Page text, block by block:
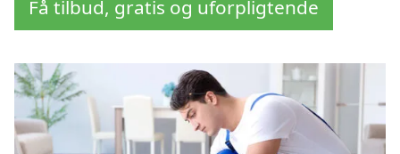
Få tilbud, gratis og uforpligtende